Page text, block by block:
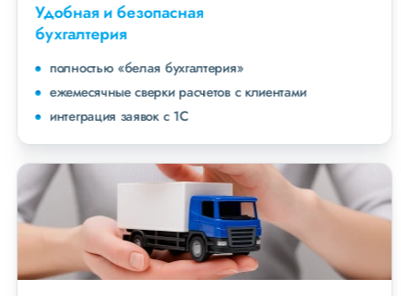
Удобная и безопасная
бухгалтерия
полностью «белая бухгалтерия»
ежемесячные сверки расчетов с клиентами
интеграция заявок с 1С